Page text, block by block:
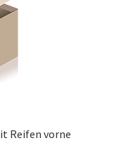
Reifen vorne